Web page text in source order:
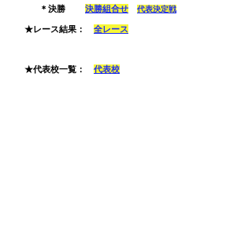
＊決勝 決勝組合せ 代表決定戦
★レース結果： 全レース
​ ★代表校一覧： 代表校